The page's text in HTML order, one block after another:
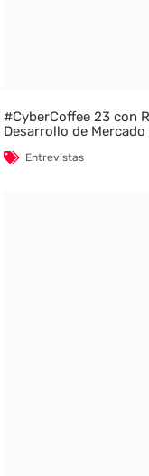
#CyberCoffee 23 con
Desarrollo de
Entrevistas